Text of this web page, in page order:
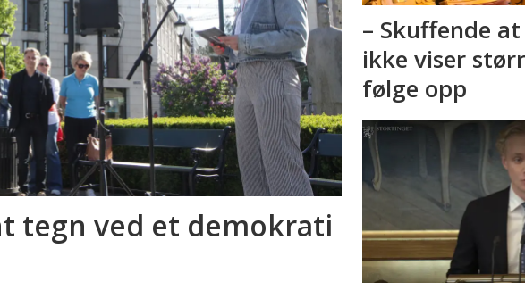
tegn ved et demokrati
– Skuffende
ikke viser
følge opp